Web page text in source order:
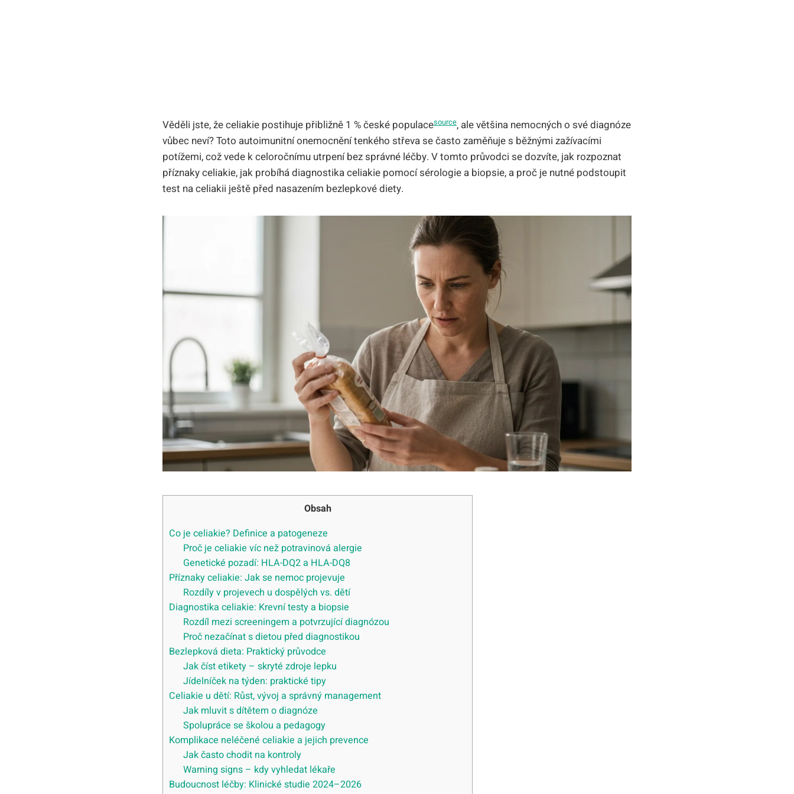
Věděli jste, že celiakie postihuje přibližně 1 % české populacesource, ale většina nemocných o své diagnóze
vůbec neví? Toto autoimunitní onemocnění tenkého střeva se často zaměňuje s běžnými zažívacími
potížemi, což vede k celoročnímu utrpení bez správné léčby. V tomto průvodci se dozvíte, jak rozpoznat
příznaky celiakie, jak probíhá diagnostika celiakie pomocí sérologie a biopsie, a proč je nutné podstoupit
test na celiakii ještě před nasazením bezlepkové diety.
Obsah
Co je celiakie? Definice a patogeneze
Proč je celiakie víc než potravinová alergie
Genetické pozadí: HLA-DQ2 a HLA-DQ8
Příznaky celiakie: Jak se nemoc projevuje
Rozdíly v projevech u dospělých vs. dětí
Diagnostika celiakie: Krevní testy a biopsie
Rozdíl mezi screeningem a potvrzující diagnózou
Proč nezačínat s dietou před diagnostikou
Bezlepková dieta: Praktický průvodce
Jak číst etikety – skryté zdroje lepku
Jídelníček na týden: praktické tipy
Celiakie u dětí: Růst, vývoj a správný management
Jak mluvit s dítětem o diagnóze
Spolupráce se školou a pedagogy
Komplikace neléčené celiakie a jejich prevence
Jak často chodit na kontroly
Warning signs – kdy vyhledat lékaře
Budoucnost léčby: Klinické studie 2024–2026